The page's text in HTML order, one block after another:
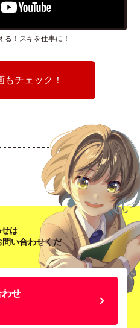
る！スキを仕事に！
チェック！
は
い合わせくだ
せ